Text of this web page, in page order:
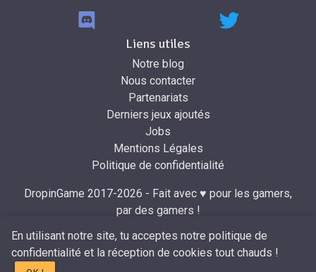
En utilisant notre site, tu acceptes notre politique de
confidentialité et la réception de cookies tout chauds !
Liens utiles
Notre blog
Nous contacter
Partenariats
Derniers jeux ajoutés
Jobs
Mentions Légales
Politique de confidentialité
DropinGame 2017-2026 - Fait avec ♥ pour les gamers,
par des gamers !